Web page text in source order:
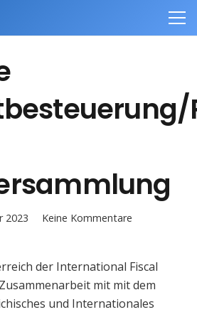
2023 Keine Kommentare
der International Fiscal
mit mit dem
und Internationales